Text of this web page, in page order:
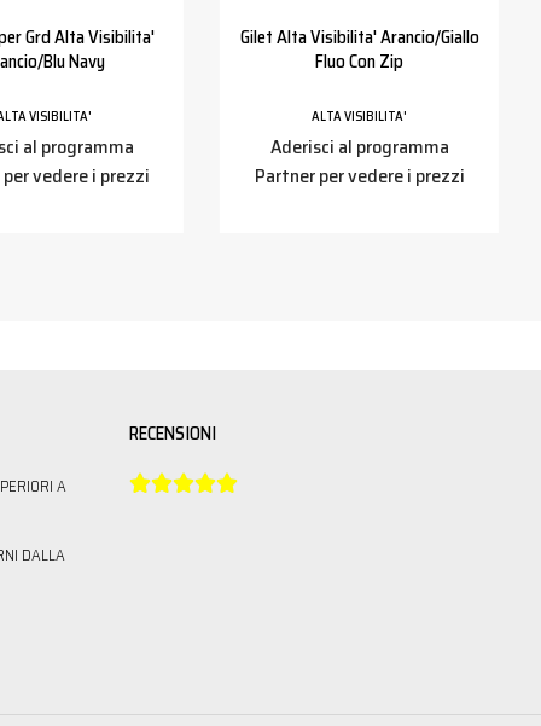
Grd Alta Visibilita'
blu Navy
VISIBILITA'
al programma
vedere i prezzi
Gilet Alta Visibilita' Arancio/giallo
Fluo Con Zip
ALTA VISIBILITA'
Aderisci al programma
Partner per vedere i prezzi
A
DALLA
RECENSIONI
